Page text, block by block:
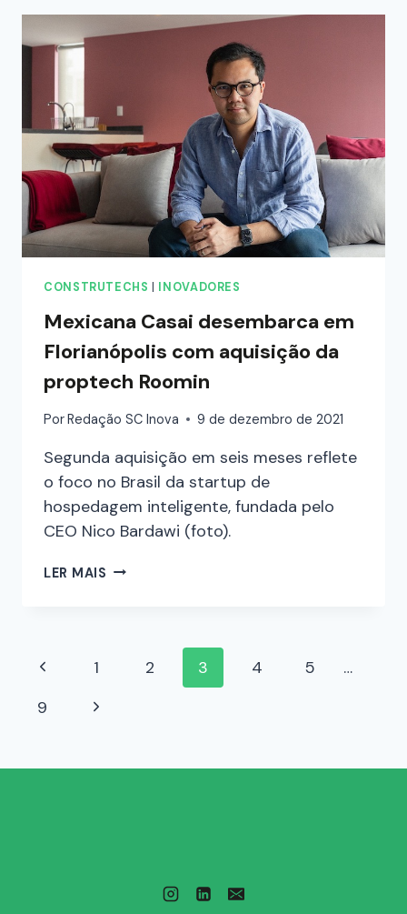
CONSTRUTECHS | INOVADORES
Mexicana Casai desembarca em
Florianópolis com aquisição da
proptech Roomin
PorRedação SC Inova 9 de dezembro de 2021
Segunda aquisição em seis meses reflete
o foco no Brasil da startup de
hospedagem inteligente, fundada pelo
CEO Nico Bardawi (foto).
LER MAIS
1 2 3 4 5
…
9